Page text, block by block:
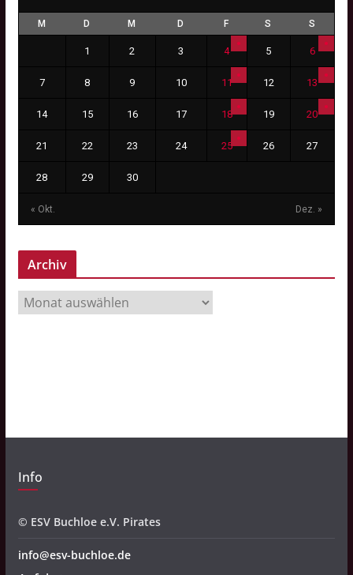
M D M D F S S
« Okt. Dez. »
1 2 3 4 5 6
7 8 9 10 11 12 13
14 15 16 17 18 19 20
21 22 23 24 25 26 27
28 29 30
Archiv
r
Info
© ESV Buchloe e.V. Pirates
info@esv-buchloe.de